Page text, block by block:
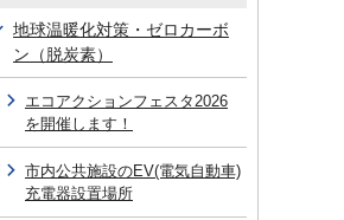
地球温暖化対策・ゼロカーボ
ン（脱炭素）
エコアクションフェスタ2026
を開催します！
市内公共施設のEV(電気自動車)
充電器設置場所